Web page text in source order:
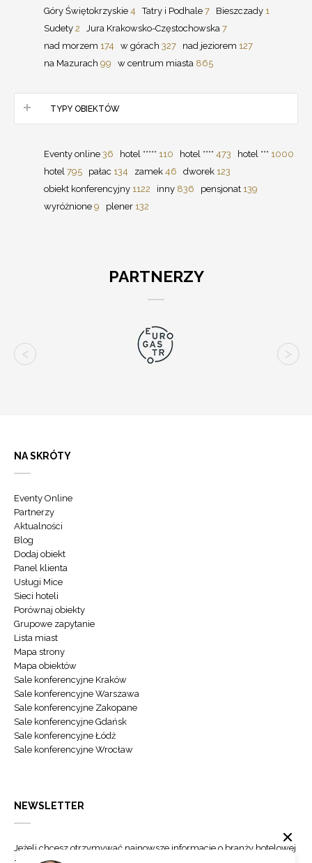
Góry Świętokrzyskie 4 Tatry i Podhale 7 Bieszczady 1
Sudety 2 Jura Krakowsko-Częstochowska 7
nad morzem 174 w górach 327 nad jeziorem 127
na Mazurach 99 w centrum miasta 865
TYPY OBIEKTÓW
Eventy online 36 hotel ***** 110 hotel **** 473 hotel *** 1000
hotel 795 pałac 134 zamek 46 dworek 123
obiekt konferencyjny 1122 inny 836 pensjonat 139
wyróżnione 9 plener 132
PARTNERZY
NA SKRÓTY
Eventy Online
Partnerzy
Aktualności
Blog
Dodaj obiekt
Panel klienta
Usługi Mice
Sieci hoteli
Porównaj obiekty
Grupowe zapytanie
Lista miast
Mapa strony
Mapa obiektów
Sale konferencyjne Kraków
Sale konferencyjne Warszawa
Sale konferencyjne Zakopane
Sale konferencyjne Gdańsk
Sale konferencyjne Łódź
Sale konferencyjne Wrocław
NEWSLETTER
Jeżeli chcesz otrzymywać najnowsze informacje o branży hotelowej